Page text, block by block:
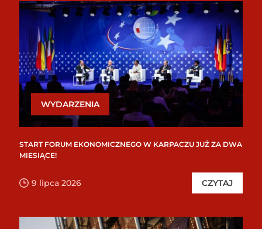
WYDARZENIA
START FORUM EKONOMICZNEGO W KARPACZU JUŻ ZA DWA
MIESIĄCE!
9 lipca 2026 CZYTAJ